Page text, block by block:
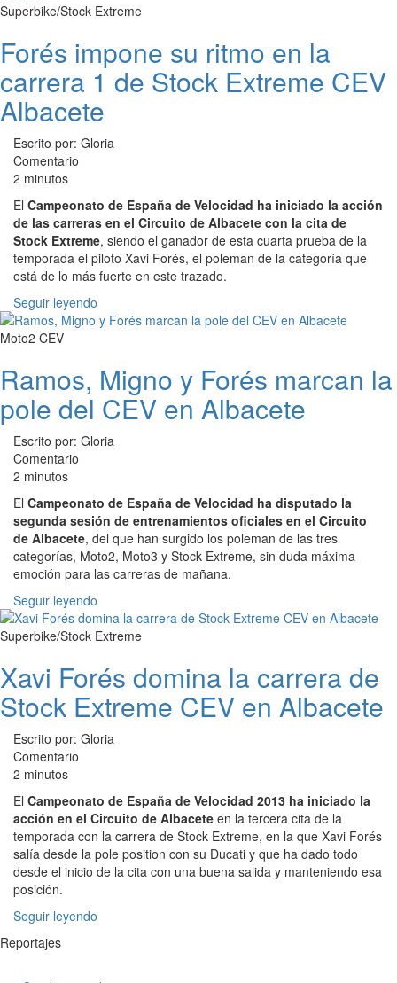
Superbike/Stock Extreme
Forés impone su ritmo en la
carrera 1 de Stock Extreme CEV
Albacete
Escrito por: Gloria
Comentario
2 minutos
El Campeonato de España de Velocidad ha iniciado la acción
de las carreras en el Circuito de Albacete con la cita de
Stock Extreme, siendo el ganador de esta cuarta prueba de la
temporada el piloto Xavi Forés, el poleman de la categoría que
está de lo más fuerte en este trazado.
Seguir leyendo
Moto2 CEV
Ramos, Migno y Forés marcan la
pole del CEV en Albacete
Escrito por: Gloria
Comentario
2 minutos
El Campeonato de España de Velocidad ha disputado la
segunda sesión de entrenamientos oficiales en el Circuito
de Albacete, del que han surgido los poleman de las tres
categorías, Moto2, Moto3 y Stock Extreme, sin duda máxima
emoción para las carreras de mañana.
Seguir leyendo
Superbike/Stock Extreme
Xavi Forés domina la carrera de
Stock Extreme CEV en Albacete
Escrito por: Gloria
Comentario
2 minutos
El Campeonato de España de Velocidad 2013 ha iniciado la
acción en el Circuito de Albacete en la tercera cita de la
temporada con la carrera de Stock Extreme, en la que Xavi Forés
salía desde la pole position con su Ducati y que ha dado todo
desde el inicio de la cita con una buena salida y manteniendo esa
posición.
Seguir leyendo
Reportajes